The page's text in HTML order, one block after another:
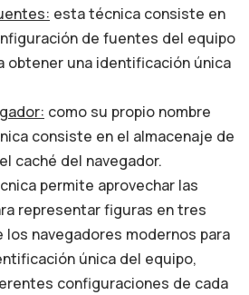
esta técnica consiste en
de fuentes del equipo
obtener una identificación única
como su propio nombre
consiste en el almacenaje de
caché del navegador.
permite aprovechar las
representar figuras en tres
los navegadores modernos para
única del equipo,
configuraciones de cada